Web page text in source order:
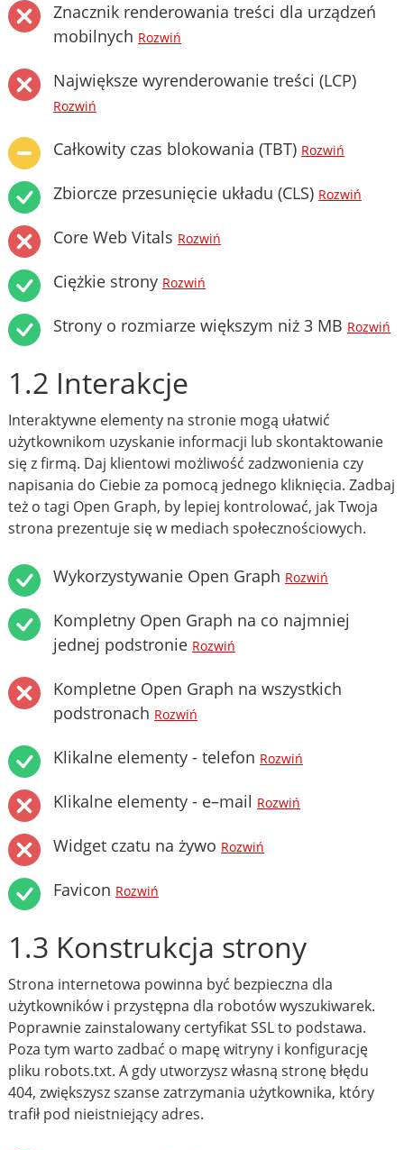
Znacznik renderowania treści dla urządzeń
mobilnych Rozwiń
Największe wyrenderowanie treści (LCP)
Rozwiń
Całkowity czas blokowania (TBT) Rozwiń
Zbiorcze przesunięcie układu (CLS) Rozwiń
Core Web Vitals Rozwiń
Ciężkie strony Rozwiń
Strony o rozmiarze większym niż 3 MB Rozwiń
1.2 Interakcje
Interaktywne elementy na stronie mogą ułatwić
użytkownikom uzyskanie informacji lub skontaktowanie
się z firmą. Daj klientowi możliwość zadzwonienia czy
napisania do Ciebie za pomocą jednego kliknięcia. Zadbaj
też o tagi Open Graph, by lepiej kontrolować, jak Twoja
strona prezentuje się w mediach społecznościowych.
Wykorzystywanie Open Graph Rozwiń
Kompletny Open Graph na co najmniej
jednej podstronie Rozwiń
Kompletne Open Graph na wszystkich
podstronach Rozwiń
Klikalne elementy - telefon Rozwiń
Klikalne elementy - e–mail Rozwiń
Widget czatu na żywo Rozwiń
Favicon Rozwiń
1.3 Konstrukcja strony
Strona internetowa powinna być bezpieczna dla
użytkowników i przystępna dla robotów wyszukiwarek.
Poprawnie zainstalowany certyfikat SSL to podstawa.
Poza tym warto zadbać o mapę witryny i konfigurację
pliku robots.txt. A gdy utworzysz własną stronę błędu
404, zwiększysz szanse zatrzymania użytkownika, który
trafił pod nieistniejący adres.